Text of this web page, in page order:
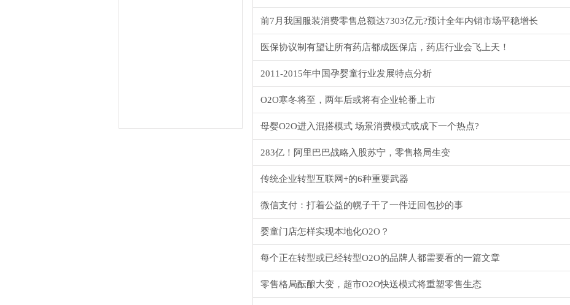
前7月我国服装消费零售总额达7303亿元?预计全年内销市场平稳增长
医保协议制有望让所有药店都成医保店，药店行业会飞上天！
2011-2015年中国孕婴童行业发展特点分析
O2O寒冬将至，两年后或将有企业轮番上市
母婴O2O进入混搭模式 场景消费模式或成下一个热点?
283亿！阿里巴巴战略入股苏宁，零售格局生变
传统企业转型互联网+的6种重要武器
微信支付：打着公益的幌子干了一件迂回包抄的事
婴童门店怎样实现本地化O2O？
每个正在转型或已经转型O2O的品牌人都需要看的一篇文章
零售格局酝酿大变，超市O2O快送模式将重塑零售生态